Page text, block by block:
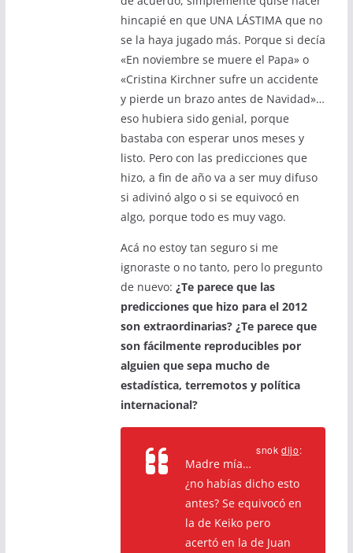
hincapié en que UNA LÁSTIMA que no
se la haya jugado más. Porque si decía
«En noviembre se muere el Papa» o
«Cristina Kirchner sufre un accidente
y pierde un brazo antes de Navidad»…
eso hubiera sido genial, porque
bastaba con esperar unos meses y
listo. Pero con las predicciones que
hizo, a fin de año va a ser muy difuso
si adivinó algo o si se equivocó en
algo, porque todo es muy vago.
Acá no estoy tan seguro si me
ignoraste o no tanto, pero lo pregunto
de nuevo: ¿Te parece que las
predicciones que hizo para el 2012
son extraordinarias? ¿Te parece que
son fácilmente reproducibles por
alguien que sepa mucho de
estadística, terremotos y política
internacional?
snokdijo:
Madre mía…
¿no habías dicho esto
antes? Se equivocó en
la de Keiko pero
acertó en la de Juan